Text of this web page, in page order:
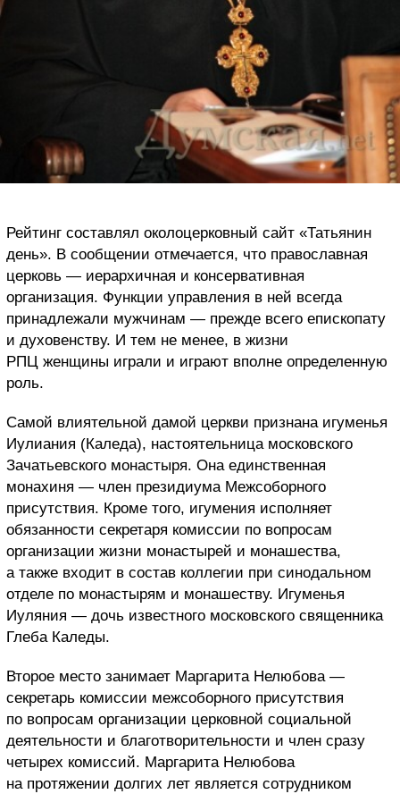
Рейтинг составлял околоцерковный сайт «Татьянин
день». В сообщении отмечается, что православная
церковь — иерархичная и консервативная
организация. Функции управления в ней всегда
принадлежали мужчинам — прежде всего епископату
и духовенству. И тем не менее, в жизни
РПЦ женщины играли и играют вполне определенную
роль.
Самой влиятельной дамой церкви признана игуменья
Иулиания (Каледа), настоятельница московского
Зачатьевского монастыря. Она единственная
монахиня — член президиума Межсоборного
присутствия. Кроме того, игумения исполняет
обязанности секретаря комиссии по вопросам
организации жизни монастырей и монашества,
а также входит в состав коллегии при синодальном
отделе по монастырям и монашеству. Игуменья
Иуляния — дочь известного московского священника
Глеба Каледы.
Второе место занимает Маргарита Нелюбова —
секретарь комиссии межсоборного присутствия
по вопросам организации церковной социальной
деятельности и благотворительности и член сразу
четырех комиссий. Маргарита Нелюбова
на протяжении долгих лет является сотрудником